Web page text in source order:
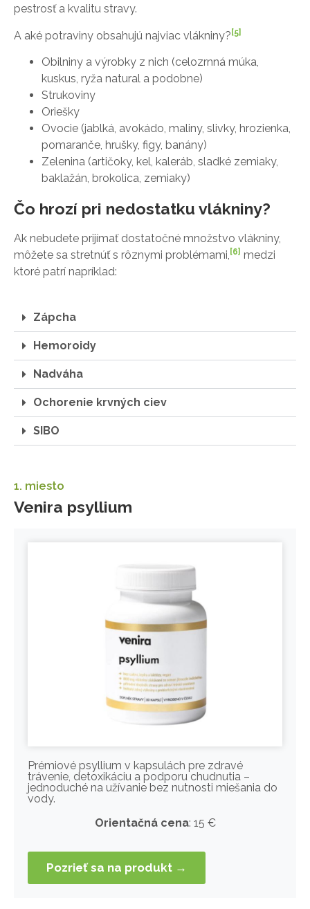
pestrosť a kvalitu stravy.
A aké potraviny obsahujú najviac vlákniny? [5]
Obilniny a výrobky z nich (celozrnná múka,
kuskus, ryža natural a podobne)
Strukoviny
Oriešky
Ovocie (jablká, avokádo, maliny, slivky, hrozienka,
pomaranče, hrušky, figy, banány)
Zelenina (artičoky, kel, kaleráb, sladké zemiaky,
baklažán, brokolica, zemiaky)
Čo hrozí pri nedostatku vlákniny?
Ak nebudete prijímať dostatočné množstvo vlákniny,
môžete sa stretnúť s rôznymi problémami, [6] medzi
ktoré patrí napríklad:
Zápcha
Hemoroidy
Nadváha
Ochorenie krvných ciev
SIBO
1. miesto
Venira psyllium
Prémiové psyllium v kapsulách pre zdravé
trávenie, detoxikáciu a podporu chudnutia –
jednoduché na užívanie bez nutnosti miešania do
vody.
Orientačná cena: 15 €
Pozrieť sa na produkt →